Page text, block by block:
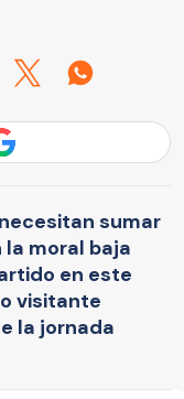
sumar
la moral baja
en este
visitante
la jornada